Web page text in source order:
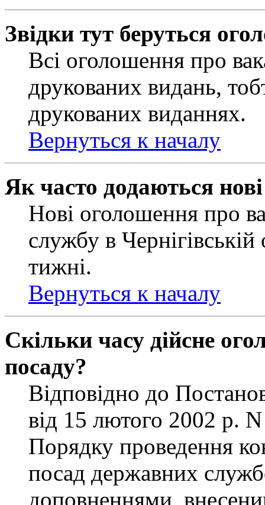
Звідки тут беруться
Всі оголошення про
друкованих видань,
друкованих виданнях.
Вернуться к началу
Як часто додаються
Нові оголошення про
службу в
тижні.
Вернуться к началу
Скільки часу дійсне
посаду?
Відповідно до
від 15 лютого 2002 р.
Порядку проведення
посад державних
доповненнями,